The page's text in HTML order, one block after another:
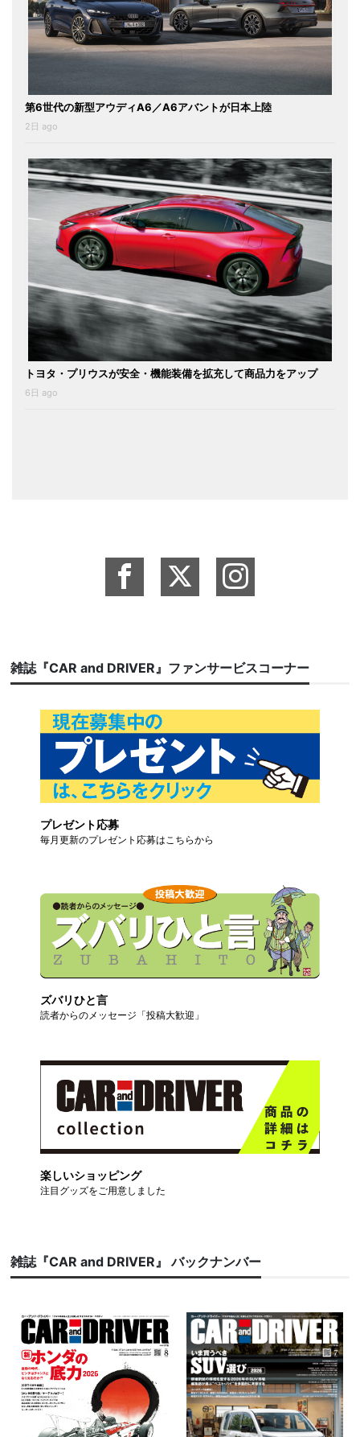
第6世代の新型アウディA6／A6アバントが日本上陸
2日 ago
トヨタ・プリウスが安全・機能装備を拡充して商品力をアップ
6日 ago
雑誌『CAR and DRIVER』ファンサービスコーナー
プレゼント応募
毎月更新のプレゼント応募はこちらから
ズバリひと言
読者からのメッセージ「投稿大歓迎」
楽しいショッピング
注目グッズをご用意しました
雑誌『CAR and DRIVER』 バックナンバー